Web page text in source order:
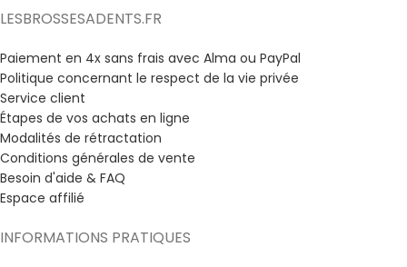
LESBROSSESADENTS.FR
Paiement en 4x sans frais avec Alma ou PayPal
Politique concernant le respect de la vie privée
Service client
Étapes de vos achats en ligne
Modalités de rétractation
Conditions générales de vente
Besoin d'aide & FAQ
Espace affilié
INFORMATIONS PRATIQUES